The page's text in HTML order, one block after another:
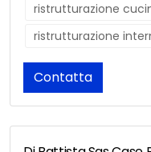
ristrutturazione
ristrutturazione
Contatta